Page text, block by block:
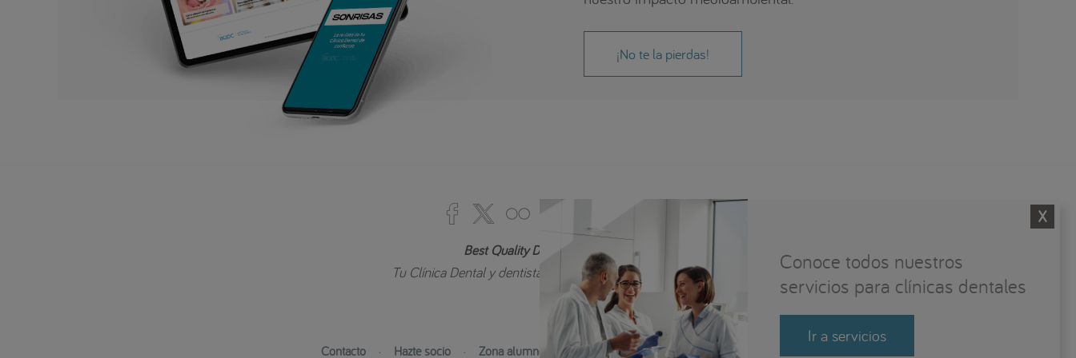
¡No te la pierdas!
Best Quality Dental Centers
Tu Clínica Dental y dentista de confianza cerca de ti...
Contacto · Hazte socio · Zona alumnos · Zona privada · Bolsa de empleo
Conoce todos nuestros
servicios para clínicas dentales
Ir a servicios